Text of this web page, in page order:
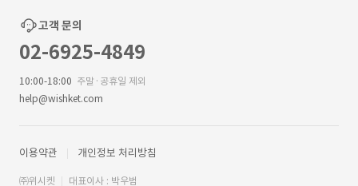
고객 문의
02-6925-4849
10:00-18:00 주말·공휴일 제외
help@wishket.com
이용약관 개인정보 처리방침
㈜위시켓 대표이사 : 박우범